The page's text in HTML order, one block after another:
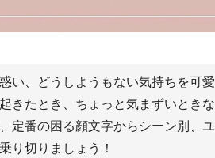
い、どうしようもない気持ちを可
きたとき、ちょっと気まずいとき
定番の困る顔文字からシーン別、
り切りましょう！